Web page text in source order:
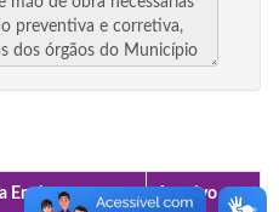
Envio Arquivo